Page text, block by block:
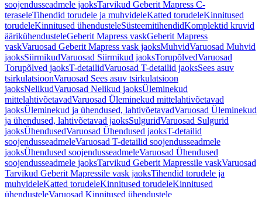
soojendusseadmele jaoksTarvikud Geberit Mapress C-
teraseleTihendid torudele ja muhvideleKatted torudeleKinnitused
torudeleKinnitused ühendusteleSüsteemitihendidKomplektid kruvid
äärikühendusteleGeberit Mapress vaskGeberit Mapress
vaskVaruosad Geberit Mapress vask jaoksMuhvidVaruosad Muhvid
jaoksSiirmikudVaruosad Siirmikud jaoksTorupõlvedVaruosad
Torupõlved jaoksT-detailidVaruosad T-detailid jaoksSees asuv
tsirkulatsioonVaruosad Sees asuv tsirkulatsioon
jaoksNelikudVaruosad Nelikud jaoksÜleminekud
mittelahtivõetavadVaruosad Üleminekud mittelahtivõetavad
jaoksÜleminekud ja ühendused, lahtivõetavadVaruosad Üleminekud
ja ühendused, lahtivõetavad jaoksSulguridVaruosad Sulgurid
jaoksÜhendusedVaruosad Ühendused jaoksT-detailid
soojendusseadmeleVaruosad T-detailid soojendusseadmele
jaoksÜhendused soojendusseadmeleVaruosad Ühendused
soojendusseadmele jaoksTarvikud Geberit Mapressile vaskVaruosad
Tarvikud Geberit Mapressile vask jaoksTihendid torudele ja
muhvideleKatted torudeleKinnitused torudeleKinnitused
ühendusteleVaruosad Kinnitused ühendustele